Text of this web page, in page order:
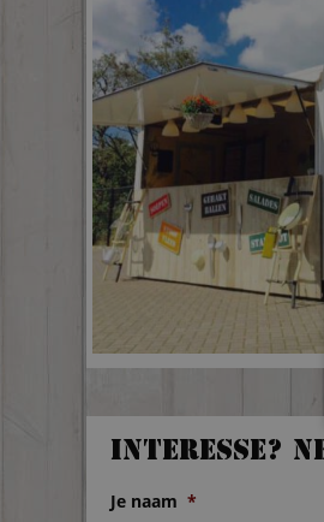
Interesse?
Je naam *